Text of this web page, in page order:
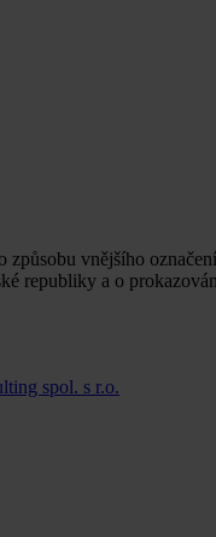
vnějšího
republiky a o
spol. s r.o.